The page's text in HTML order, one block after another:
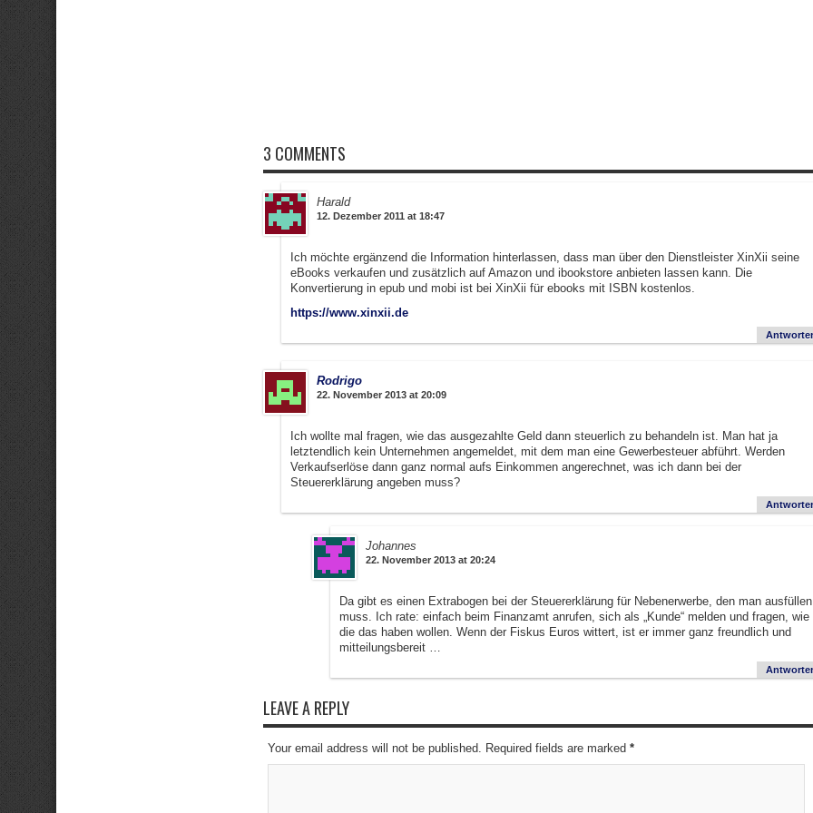
3 COMMENTS
Harald
12. Dezember 2011 at 18:47
Ich möchte ergänzend die Information hinterlassen, dass man über den Dienstleister XinXii seine
eBooks verkaufen und zusätzlich auf Amazon und ibookstore anbieten lassen kann. Die
Konvertierung in epub und mobi ist bei XinXii für ebooks mit ISBN kostenlos.
https://www.xinxii.de
Rodrigo
22. November 2013 at 20:09
Ich wollte mal fragen, wie das ausgezahlte Geld dann steuerlich zu behandeln ist. Man hat ja
letztendlich kein Unternehmen angemeldet, mit dem man eine Gewerbesteuer abführt. Werden
Verkaufserlöse dann ganz normal aufs Einkommen angerechnet, was ich dann bei der
Steuererklärung angeben muss?
Johannes
22. November 2013 at 20:24
Da gibt es einen Extrabogen bei der Steuererklärung für Nebenerwerbe, den man ausfüllen
muss. Ich rate: einfach beim Finanzamt anrufen, sich als „Kunde“ melden und fragen, wie
die das haben wollen. Wenn der Fiskus Euros wittert, ist er immer ganz freundlich und
mitteilungsbereit …
LEAVE A REPLY
Your email address will not be published. Required fields are marked *